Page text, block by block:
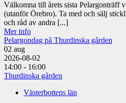
Välkomna till årets sista Pelargonträff
(utanför Örebro). Ta med och sälj
och råd av andra [...]
Mer info
Pelargondag på Thurdinska gården
02 aug
2026-08-02
14:00 - 16:00
Thurdinska gården
Västerbottens län